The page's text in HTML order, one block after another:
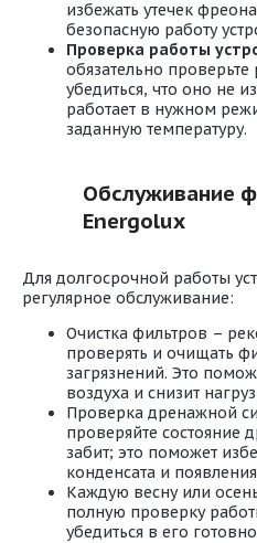
избежать утечек
безопасную работу
Проверка работы
обязательно проверьте
убедиться, что оно не
работает в нужном
заданную температуру.
Обслуживание
Energolux
Для долгосрочной работы
регулярное обслуживание:
Очистка фильтров –
проверять и очищать
загрязнений. Это
воздуха и снизит
Проверка дренажной
проверяйте состояние
забит; это поможет
конденсата и
Каждую весну или
полную проверку
убедиться в его